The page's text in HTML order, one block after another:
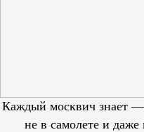
Каждый москвич знает —
не в самолете и даже